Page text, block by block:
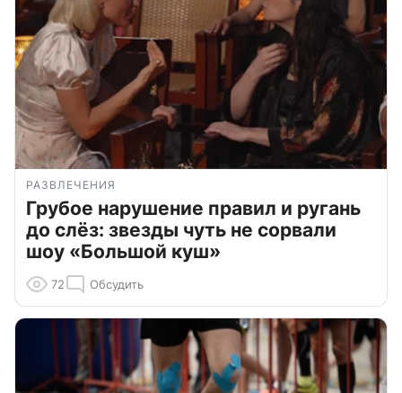
РАЗВЛЕЧЕНИЯ
Грубое нарушение правил и ругань
до слёз: звезды чуть не сорвали
шоу «Большой куш»
72 Обсудить